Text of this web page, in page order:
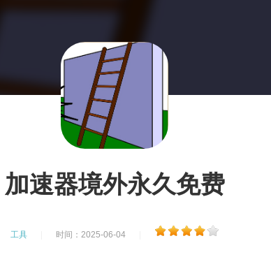
加速器境外永久免费
工具 时间：2025-06-04